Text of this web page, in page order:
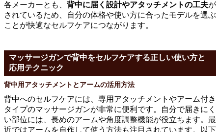
各メーカーとも、 背中に届く設計やアタッチメントの工夫が
されているため、自分の体格や使い方に合ったモデルを選ぶ
ことが快適なセルフケアにつながります。
マッサージガンで背中をセルフケアする正しい使い方と
応用テクニック
背中用アタッチメントとアームの活用方法
背中へのセルフケアには、専用アタッチメントやアーム付き
タイプのマッサージガンが非常に便利です。自分で届きにく
い部位には、長めのアームや角度調整機能が役立ちます。最
近ではアームを自作して使う方法も注目されています。以下